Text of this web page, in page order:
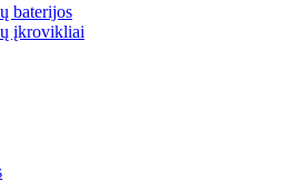
baterijos
įkrovikliai